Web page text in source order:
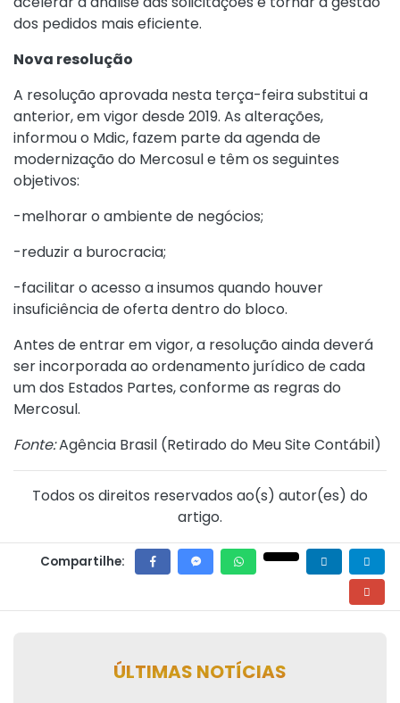
dos pedidos mais eficiente.
Nova resolução
A resolução aprovada nesta terça-feira substitui a
anterior, em vigor desde 2019. As alterações,
informou o Mdic, fazem parte da agenda de
modernização do Mercosul e têm os seguintes
objetivos:
-melhorar o ambiente de negócios;
-reduzir a burocracia;
-facilitar o acesso a insumos quando houver
insuficiência de oferta dentro do bloco.
Antes de entrar em vigor, a resolução ainda deverá
ser incorporada ao ordenamento jurídico de cada
um dos Estados Partes, conforme as regras do
Mercosul.
Fonte:Agência Brasil (Retirado do Meu Site Contábil)
Todos os direitos reservados ao(s) autor(es) do
artigo.
Compartilhe:
ÚLTIMAS NOTÍCIAS